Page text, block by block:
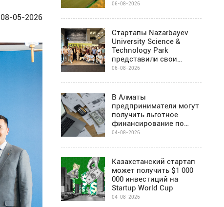
08-05-2026
06-08-2026
Стартапы Nazarbayev
University Science &
Technology Park
представили свои
проекты инвесторам в
06-08-2026
В Алматы
предприниматели могут
получить льготное
финансирование по
программе Almaty
04-08-2026
Казахстанский стартап
может получить $1 000
000 инвестиций на
Startup World Cup
04-08-2026